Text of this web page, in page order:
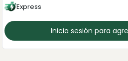
Express
Inicia sesión para